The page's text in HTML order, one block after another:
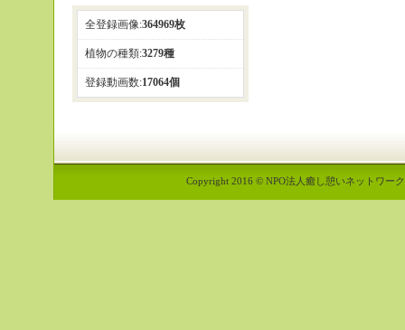
全登録画像:364969枚
植物の種類:3279種
登録動画数:17064個
Copyright 2016 © NPO法人癒し憩いネットワー